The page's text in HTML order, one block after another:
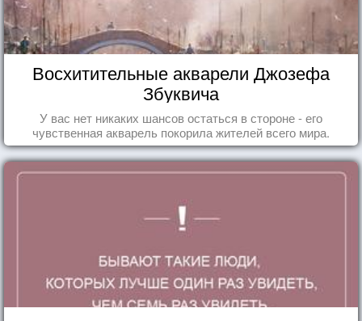
Восхитительные акварели Джозефа
Збуквича
У вас нет никаких шансов остаться в стороне - его
чувственная акварель покорила жителей всего мира.